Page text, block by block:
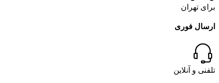
برای تهران
ارسال فوری
تلفنی و آنلاین